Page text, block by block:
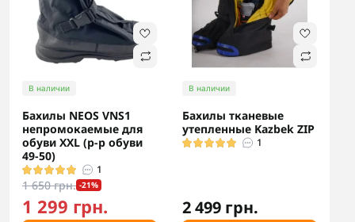
В наличии
Бахилы NEOS VNS1
непромокаемые для
обуви XXL (р-р обуви
49-50)
1
1 650 грн. -21%
1 299 грн.
В наличии
Бахилы тканевые
утепленные Kazbek ZIP
1
2 499 грн.